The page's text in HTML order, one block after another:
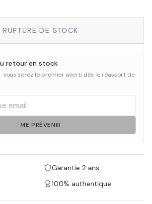
RUPTURE DE STOCK
retour en stock
vous serez le premier averti dès le réassort de
ME PRÉVENIR
Garantie 2 ans
100% authentique